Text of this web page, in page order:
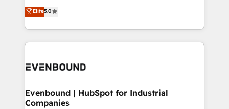
The synergies generated by these integrations,
together with the combination of talents, skills,
to accompany companies on their digital
helps mid-market revenue teams transform how
they sell, market, and serve. We don't just build your
HubSpot—we teach your team to own it, then stay
to help you keep winning. What We Do ⚙️ CRM
Data & Content 📈 Sales & Marketing Alignment +
Agent Creation 🔄 Custom Integrations & Data
Migration Why 1406 We become part of your team.
Elite5.0
Evenbound | HubSpot for Industrial
Companies